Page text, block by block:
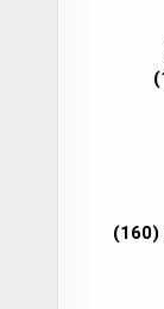
(160)